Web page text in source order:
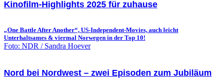
Kinofilm-Highlights 2025 für zuhause
„One Battle After Another“, US-Independent-Movies, auch leicht
Unterhaltsames & viermal Norwegen in der Top 10!
Foto: NDR / Sandra Hoever
Nord bei Nordwest – zwei Episoden zum Jubiläum